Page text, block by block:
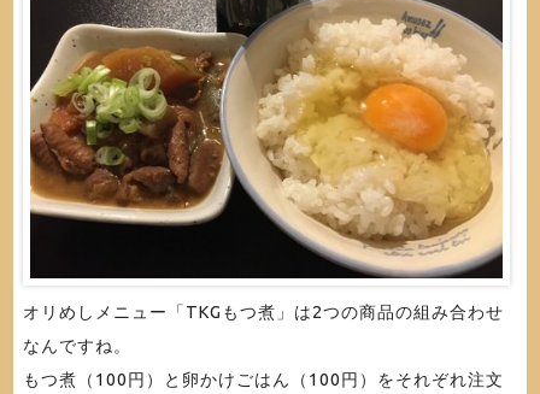
オリめしメニュー「TKGもつ煮」は2つの商品の組み合わせ
なんですね。
もつ煮（100円）と卵かけごはん（100円）をそれぞれ注文